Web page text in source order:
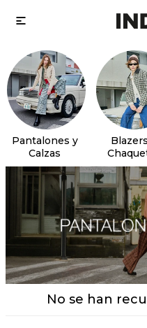

Pantalones y
Calzas
No se han